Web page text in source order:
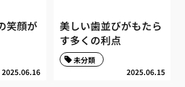
笑顔が
2025.06.16
美しい歯並びがもたら
す多くの利点
2025.06.15
未分類